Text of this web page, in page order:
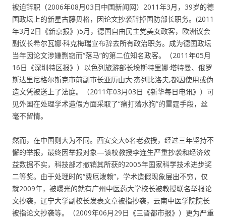
被迫辞职（2006年08月03日中国新闻网）2011年3月，39岁的德
国政坛上的新星古藤贝格，因论文抄袭辞掉国防部长职务。(2011
年3月2日《新京报》)5月，德国自由民主党美女政客，欧洲议会
副议长希尔瓦娜·科克梅瑞宣布辞去所有政治职务。成为德国政坛
当年因论文涉嫌剽窃而“落马”的第二位知名政客。（2011年05月
16日《深圳特区报》）以色列旅游部长埃斯特里娜·塔特曼、俄罗
斯达里尼格尔斯克市前副市长亚历山大·杰列比洛夫,都因使用或伪
造文凭被送上了法庭。（2011年03月03日《新华每日电讯》）可
见外国在处理学术造假方面采取了“痛打落水狗”的雷霆手段，丝
毫不留情。
然而，在中国则大为不同。西安交大6名老教授，经过三年坚持不
懈的举报，最终因举报对象—该校教授李连生严重抄袭和经济效
益数据不实，科技部才撤销其所获的2005年国家科学技术进步奖
二等奖。由于处理时的“费厄泼赖”，学术造假现象层出不穷，仅
就2009年，被曝光的就有广州中医药大学校长被教授联名举报论
文抄袭，辽宁大学副校长发表文章被指抄袭，云南中医学院院长
被指论文抄袭等。（2009年06月29日《三晋都市报》）更为严重